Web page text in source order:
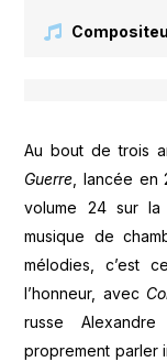
Au bout de trois
Guerre , lancée
volume 24 sur la
musique de
mélodies, c’est
l’honneur, avec
russe
proprement parler